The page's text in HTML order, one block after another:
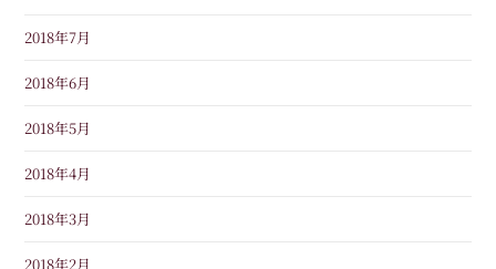
2018年7月
2018年6月
2018年5月
2018年4月
2018年3月
2018年2月